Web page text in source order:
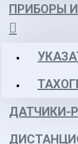
ПРИБОРЫ
ДАТЧИКИ-